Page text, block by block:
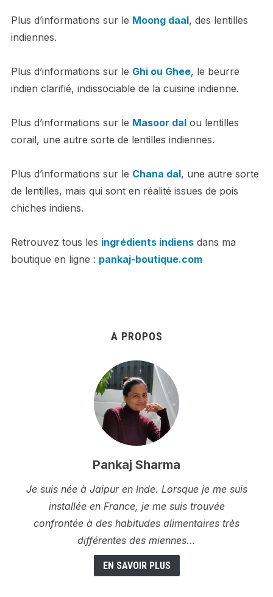
Plus d’informations sur le Moong daal, des lentilles
indiennes.
Plus d’informations sur le Ghi ou Ghee, le beurre
indien clarifié, indissociable de la cuisine indienne.
Plus d’informations sur le Masoor dalou lentilles
corail, une autre sorte de lentilles indiennes.
Plus d’informations sur le Chana dal, une autre sorte
de lentilles, mais qui sont en réalité issues de pois
chiches indiens.
Retrouvez tous les ingrédients indiensdans ma
boutique en ligne : pankaj-boutique.com
A PROPOS
Pankaj Sharma
Je suis née à Jaipur en Inde. Lorsque je me suis
installée en France, je me suis trouvée
confrontée à des habitudes alimentaires très
différentes des miennes...
EN SAVOIR PLUS